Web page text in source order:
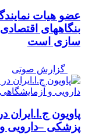
عضو هیات
بنگاههای
سازی است
گزارش صوتی
پاویون ج.ا.ایران
پزشکی –دارویی